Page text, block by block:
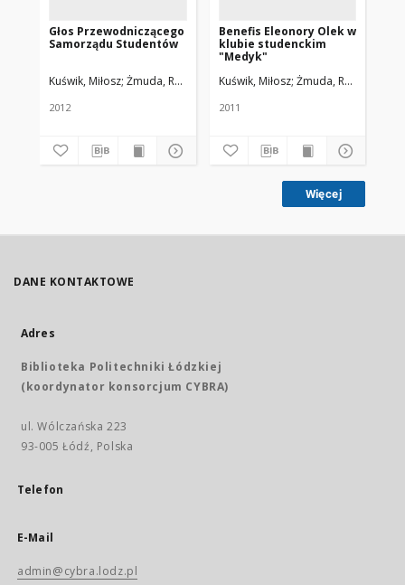
Głos Przewodniczącego
Samorządu Studentów
Kuświk, Miłosz Żmuda, Ryszard. Red. nacz.
2012
Benefis Eleonory Olek w
klubie studenckim
"Medyk"
Kuświk, Miłosz Żmuda, Ryszard.
2011
Więcej
DANE KONTAKTOWE
Adres
Biblioteka Politechniki Łódzkiej
(koordynator konsorcjum CYBRA)
ul. Wólczańska 223
93-005 Łódź, Polska
Telefon
E-Mail
admin@cybra.lodz.pl